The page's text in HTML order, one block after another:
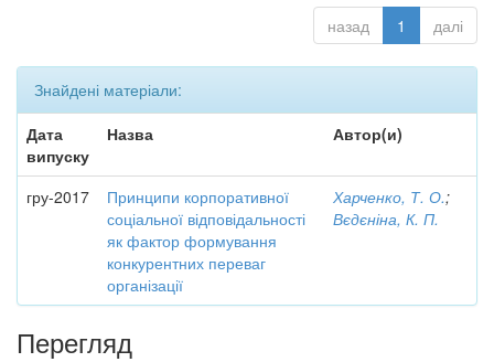
назад 1 далі
Знайдені матеріали:
Дата
випуску
Назва Автор(и)
гру-2017
Принципи корпоративної
соціальної відповідальності
як фактор формування
конкурентних переваг
організації
Харченко, Т. О.;
Вєдєніна, К. П.
Перегляд